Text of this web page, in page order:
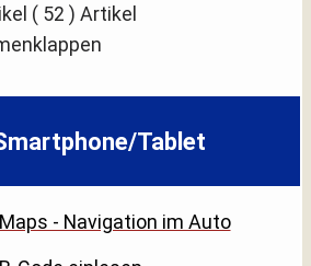
( 52 ) Artikel
Tablet
- Navigation im Auto